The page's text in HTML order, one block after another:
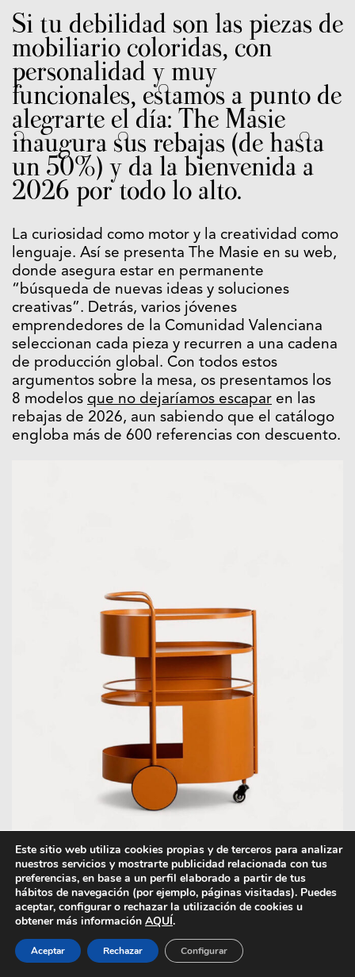
Si tu debilidad son las piezas de
mobiliario coloridas, con
personalidad y muy
funcionales, estamos a punto de
alegrarte el día: The Masie
inaugura sus rebajas (de hasta
un 50%) y da la bienvenida a
2026 por todo lo alto.
La curiosidad como motor y la creatividad como
lenguaje. Así se presenta The Masie en su web,
donde asegura estar en permanente
“búsqueda de nuevas ideas y soluciones
creativas”. Detrás, varios jóvenes
emprendedores de la Comunidad Valenciana
seleccionan cada pieza y recurren a una cadena
de producción global. Con todos estos
argumentos sobre la mesa, os presentamos los
8 modelos que no dejaríamos escapar en las
rebajas de 2026, aun sabiendo que el catálogo
engloba más de 600 referencias con descuento.
Carrito Baena / The Masie rebajas 2026
Nos encanta este carrito auxiliar de metal
(hierro), que The Masie define como una ideal
Este sitio web utiliza cookies propias y de terceros para analizar
nuestros servicios y mostrarte publicidad relacionada con tus
preferencias, en base a un perfil elaborado a partir de tus
hábitos de navegación (por ejemplo, páginas visitadas). Puedes
aceptar, configurar o rechazar la utilización de cookies u
obtener más información AQUÍ.
Aceptar Rechazar Configurar